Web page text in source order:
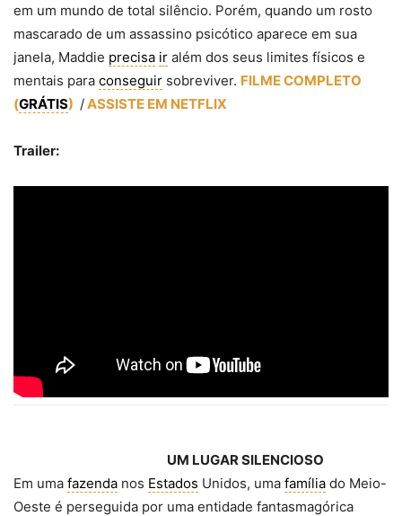
em um mundo de total silêncio. Porém, quando um rosto
mascarado de um assassino psicótico aparece em sua
janela, Maddie precisa ir além dos seus limites físicos e
mentais para conseguir sobreviver. FILME COMPLETO
(GRÁTIS) /ASSISTE EM NETFLIX
Trailer:
UM LUGAR SILENCIOSO
Em uma fazenda nos Estados Unidos, uma família do Meio-
Oeste é perseguida por uma entidade fantasmagórica